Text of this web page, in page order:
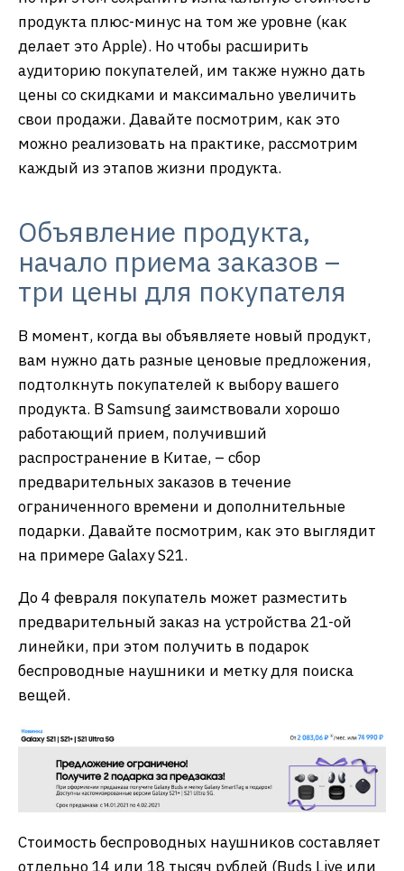
продукта плюс-минус на том же уровне (как
делает это Apple). Но чтобы расширить
аудиторию покупателей, им также нужно дать
цены со скидками и максимально увеличить
свои продажи. Давайте посмотрим, как это
можно реализовать на практике, рассмотрим
каждый из этапов жизни продукта.
Объявление продукта,
начало приема заказов –
три цены для покупателя
В момент, когда вы объявляете новый продукт,
вам нужно дать разные ценовые предложения,
подтолкнуть покупателей к выбору вашего
продукта. В Samsung заимствовали хорошо
работающий прием, получивший
распространение в Китае, – сбор
предварительных заказов в течение
ограниченного времени и дополнительные
подарки. Давайте посмотрим, как это выглядит
на примере Galaxy S21.
До 4 февраля покупатель может разместить
предварительный заказ на устройства 21-ой
линейки, при этом получить в подарок
беспроводные наушники и метку для поиска
вещей.
Стоимость беспроводных наушников составляет
отдельно 14 или 18 тысяч рублей (Buds Live или